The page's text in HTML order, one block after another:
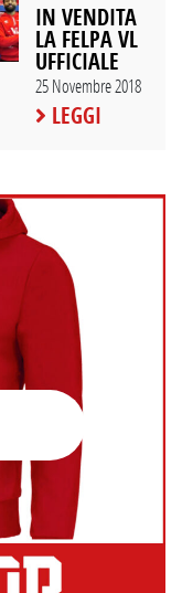
IN VENDITA
LA FELPA VL
UFFICIALE
25 Novembre 2018
LEGGI